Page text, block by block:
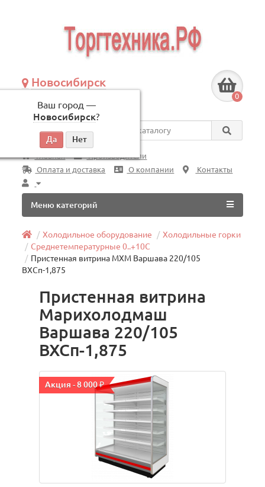
Новосибирск
Ваш город —
Новосибирск?
по будням, с 09:00 до 18:00
0
Везде
Главная
Производители
Оплата и доставка
О компании Контакты
Меню категорий
Холодильное оборудование
Холодильные горки
Среднетемпературные 0..+10C
Пристенная витрина МХМ Варшава 220/105
ВХСп-1,875
Пристенная витрина
Марихолодмаш
Варшава 220/105
ВХСп-1,875
Акция - 8 000 ₽